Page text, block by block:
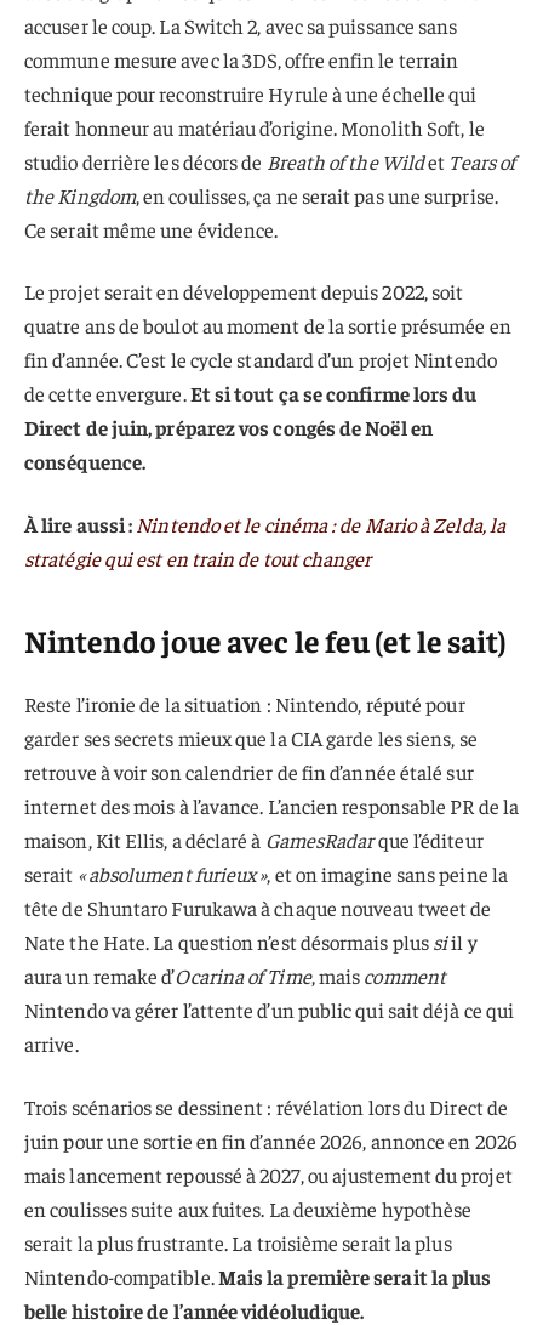
accuser le coup. La Switch 2, avec sa puissance sans
commune mesure avec la 3DS, offre enfin le terrain
technique pour reconstruire Hyrule à une échelle qui
ferait honneur au matériau d’origine. Monolith Soft, le
studio derrière les décors de Breath of the Wildet Tears of
the Kingdom, en coulisses, ça ne serait pas une surprise.
Ce serait même une évidence.
Le projet serait en développement depuis 2022, soit
quatre ans de boulot au moment de la sortie présumée en
fin d’année. C’est le cycle standard d’un projet Nintendo
de cette envergure.Et si tout ça se confirme lors du
Direct de juin, préparez vos congés de Noël en
conséquence.
À lire aussi : Nintendo et le cinéma : de Mario à Zelda, la
stratégie qui est en train de tout changer
Nintendo joue avec le feu (et le sait)
Reste l’ironie de la situation : Nintendo, réputé pour
garder ses secrets mieux que la CIA garde les siens, se
retrouve à voir son calendrier de fin d’année étalé sur
internet des mois à l’avance. L’ancien responsable PR de la
maison, Kit Ellis, a déclaré à GamesRadarque l’éditeur
serait « absolument furieux », et on imagine sans peine la
tête de Shuntaro Furukawa à chaque nouveau tweet de
Nate the Hate. La question n’est désormais plussiil y
aura un remake d’Ocarina of Time, maiscomment
Nintendo va gérer l’attente d’un public qui sait déjà ce qui
arrive.
Trois scénarios se dessinent : révélation lors du Direct de
juin pour une sortie en fin d’année 2026, annonce en 2026
mais lancement repoussé à 2027, ou ajustement du projet
en coulisses suite aux fuites. La deuxième hypothèse
serait la plus frustrante. La troisième serait la plus
Nintendo-compatible.Mais la première serait la plus
belle histoire de l’année vidéoludique.